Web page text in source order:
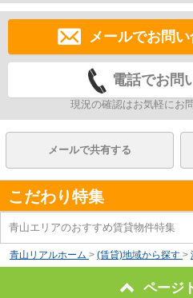
メールでお問
電話でお問
現況の確認はお気軽にお
メールで共有する
こだわり特集
青山エリアのおすすめ賃貸物件特集
青山リアルホーム > (賃貸)地域から探す >
ページ